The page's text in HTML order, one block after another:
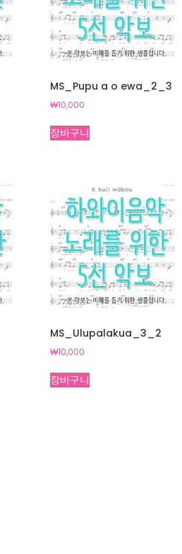
MS_Pupu a o ewa_2_3
₩10,000
장바구니
MS_Ulupalakua_3_2
₩10,000
장바구니